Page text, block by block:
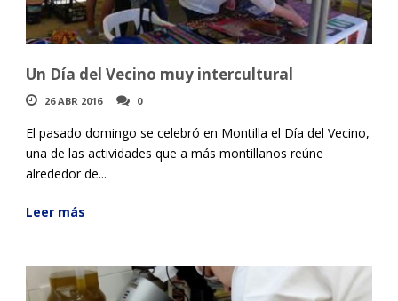
Un Día del Vecino muy intercultural
26 ABR 2016 0
El pasado domingo se celebró en Montilla el Día del Vecino,
una de las actividades que a más montillanos reúne
alrededor de...
Leer más